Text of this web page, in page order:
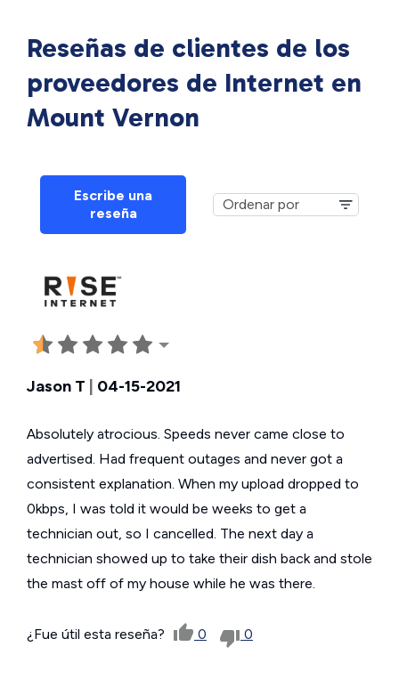
Reseñas de clientes de los
proveedores de Internet en
Mount Vernon
Escribe una
reseña
Jason T 04-15-2021
Absolutely atrocious. Speeds never came close to
advertised. Had frequent outages and never got a
consistent explanation. When my upload dropped to
0kbps, I was told it would be weeks to get a
technician out, so I cancelled. The next day a
technician showed up to take their dish back and stole
the mast off of my house while he was there.
¿Fue útil esta reseña? 0 0